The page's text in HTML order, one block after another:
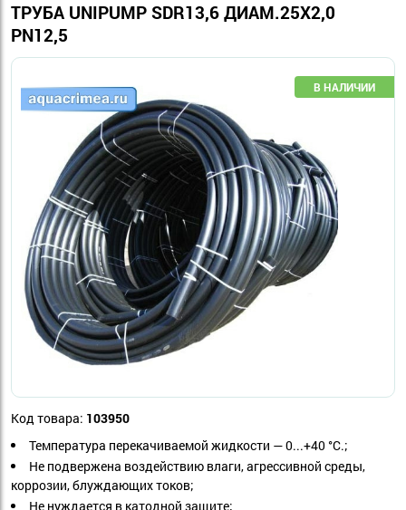
ТРУБА UNIPUMP SDR13,6 ДИАМ.25Х2,0
PN12,5
Код товара: 103950
Температура перекачиваемой жидкости — 0...+40 °С.;
Не подвержена воздействию влаги, агрессивной среды,
коррозии, блуждающих токов;
Не нуждается в катодной защите;